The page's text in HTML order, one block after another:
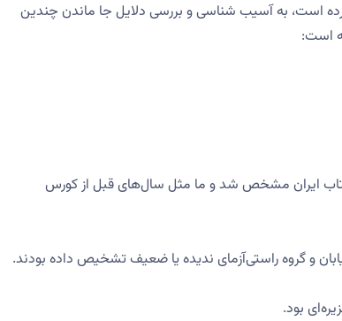
است، به آسیب شناسی و بررسی دلایل جا ماندن چندین
است:
سه شنبه ۹ آبان‌ماه تکلیف پایتخت کتاب ایران مشخص شد و ما مثل سال‌های قبل از کورس
و گروه راستی‌آزمای ندیده یا ضعیف تشخیص داده بودند.
بود.